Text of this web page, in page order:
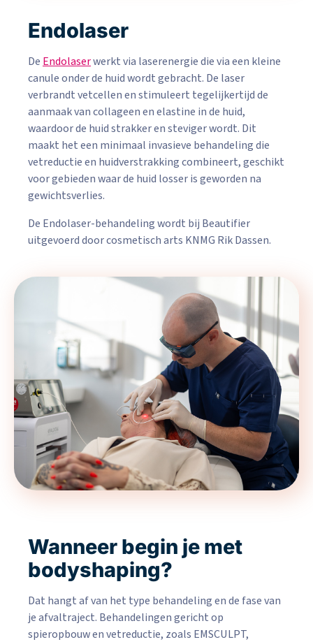
Endolaser
DeEndolaserwerkt via laserenergie die via een kleine
canule onder de huid wordt gebracht. De laser
verbrandt vetcellen en stimuleert tegelijkertijd de
aanmaak van collageen en elastine in de huid,
waardoor de huid strakker en steviger wordt. Dit
maakt het een minimaal invasieve behandeling die
vetreductie en huidverstrakking combineert, geschikt
voor gebieden waar de huid losser is geworden na
gewichtsverlies.
De Endolaser-behandeling wordt bij Beautifier
uitgevoerd door cosmetisch arts KNMG Rik Dassen.
Wanneer begin je met
bodyshaping?
Dat hangt af van het type behandeling en de fase van
je afvaltraject. Behandelingen gericht op
spieropbouw en vetreductie, zoals EMSCULPT,